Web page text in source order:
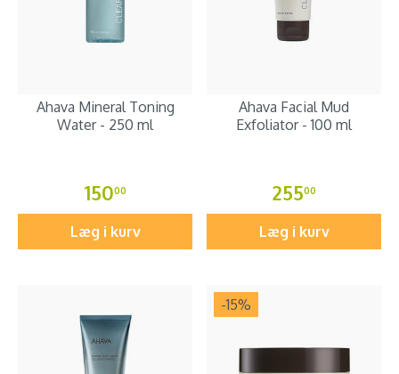
Ahava Mineral Toning
Water - 250 ml
15000
Læg i kurv
Ahava Facial Mud
Exfoliator - 100 ml
25500
Læg i kurv
-15%